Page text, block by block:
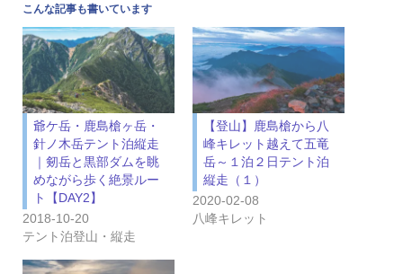
こんな記事も書いています
爺ケ岳・鹿島槍ヶ岳・
針ノ木岳テント泊縦走
｜剱岳と黒部ダムを眺
めながら歩く絶景ルー
ト【DAY2】
2018-10-20
テント泊登山・縦走
【登山】鹿島槍から八
峰キレット越えて五竜
岳～１泊２日テント泊
縦走（１）
2020-02-08
八峰キレット